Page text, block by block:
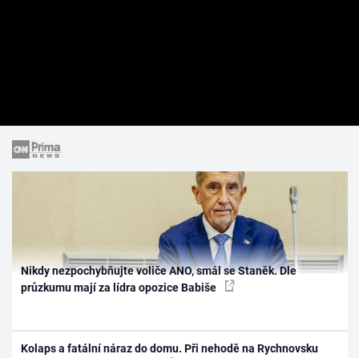
Nikdy nezpochybňujte voliče ANO, smál se Staněk. Dle
průzkumu mají za lídra opozice Babiše
Kolaps a fatální náraz do domu. Při nehodě na Rychnovsku